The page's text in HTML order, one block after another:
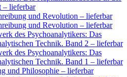
– lieferbar
und Revolution – lieferbar
und Revolution – lieferbar
des Psychoanalytikers: Das
Technik. Band 2 – lieferbar
des Psychoanalytikers: Das
Technik. Band 1 – lieferbar
und Philosophie – lieferbar